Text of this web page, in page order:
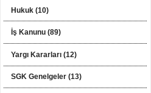
Hukuk (10)
İş Kanunu (89)
Yargı Kararları (12)
SGK Genelgeler (13)